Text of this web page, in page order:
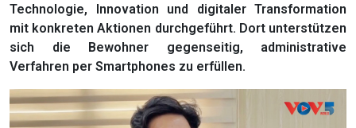
Technologie, Innovation und digitaler Transformation
mit konkreten Aktionen durchgeführt. Dort unterstützen
sich die Bewohner gegenseitig, administrative
Verfahren per Smartphones zu erfüllen.